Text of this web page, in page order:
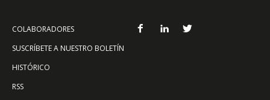
COLABORADORES
SUSCRÍBETE A NUESTRO BOLETÍN
HISTÓRICO
RSS